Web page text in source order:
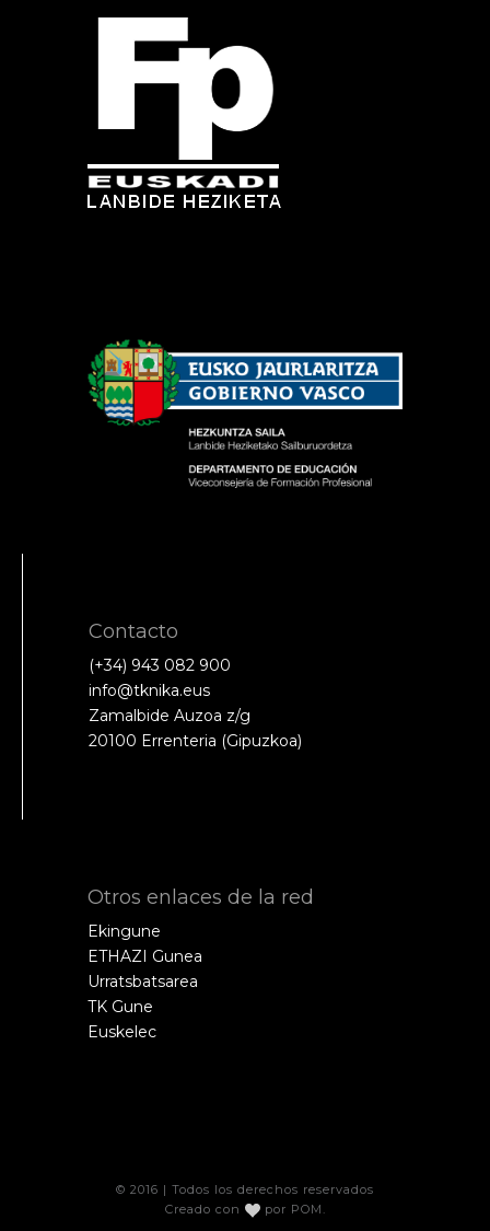
Contacto
(+34) 943 082 900
info@tknika.eus
Zamalbide Auzoa z/g
20100 Errenteria (Gipuzkoa)
Otros enlaces de la red
Ekingune
ETHAZI Gunea
Urratsbatsarea
TK Gune
Euskelec
© 2016 | Todos los derechos reservados
Creado con
por POM .